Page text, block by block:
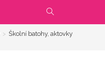
PŘEPNOUT
VYHLEDÁVÁNÍ
> Školní batohy, aktovky